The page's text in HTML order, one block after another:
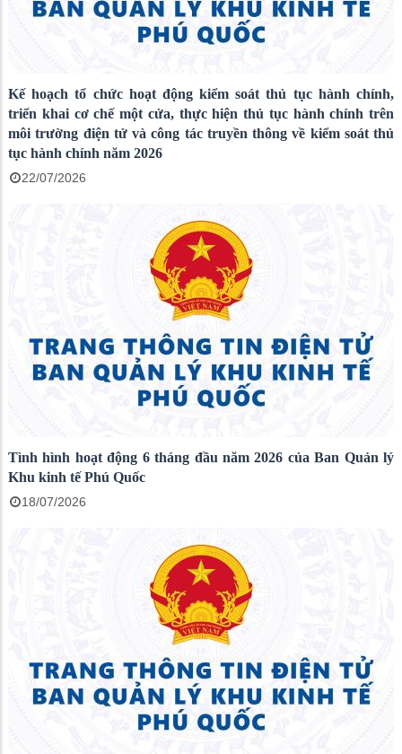
Kế hoạch tổ chức hoạt động kiểm soát thủ tục hành chính,
triển khai cơ chế một cửa, thực hiện thủ tục hành chính trên
môi trường điện tử và công tác truyền thông về kiểm soát thủ
tục hành chính năm 2026
22/07/2026
Tình hình hoạt động 6 tháng đầu năm 2026 của Ban Quản lý
Khu kinh tế Phú Quốc
18/07/2026